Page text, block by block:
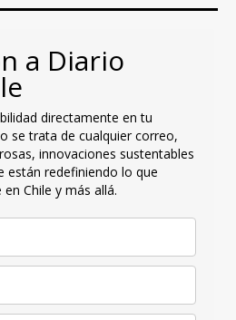
a Diario
directamente en tu
se trata de cualquier correo,
innovaciones sustentables
están redefiniendo lo que
Chile y más allá.